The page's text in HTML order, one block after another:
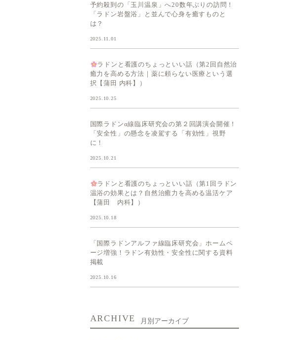
予約殺到の「玉川温泉」へ20数年ぶりの訪問！
「ラドン岩盤浴」と並んで心身を癒すものと
は？
2025.11.01
ラドンと看護のちょっといい話（第2回自然治
癒力を高める方法｜薬に頼らない医療という選
択【蒲田 内科】）
2025.10.25
国際ラドンα線臨床研究会の第２回講演会開催！
「安全性」の懸念を凌駕する「有効性」視野
に！
2025.10.21
ラドンと看護のちょっといい話（第1回ラドン
温浴の効果とは？自然治癒力を高める温活ケア
【蒲田 内科】）
2025.10.18
「国際ラドンアルファ線臨床研究会」ホームペ
ージ増強！ラドン有効性・安全性に関する資料
掲載
2025.10.16
ARCHIVE 月別アーカイブ